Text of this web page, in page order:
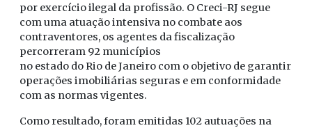
por exercício ilegal da profissão. O Creci-RJ segue
com uma atuação intensiva no combate aos
contraventores, os agentes da fiscalização
percorreram 92 municípios
no estado do Rio de Janeiro com o objetivo de garantir
operações imobiliárias seguras e em conformidade
com as normas vigentes.
Como resultado, foram emitidas 102 autuações na